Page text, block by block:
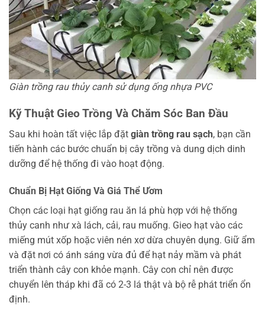
Giàn trồng rau thủy canh sử dụng ống nhựa PVC
Kỹ Thuật Gieo Trồng Và Chăm Sóc Ban Đầu
Sau khi hoàn tất việc lắp đặt giàn trồng rau sạch, bạn cần
tiến hành các bước chuẩn bị cây trồng và dung dịch dinh
dưỡng để hệ thống đi vào hoạt động.
Chuẩn Bị Hạt Giống Và Giá Thể Ươm
Chọn các loại hạt giống rau ăn lá phù hợp với hệ thống
thủy canh như xà lách, cải, rau muống. Gieo hạt vào các
miếng mút xốp hoặc viên nén xơ dừa chuyên dụng. Giữ ẩm
và đặt nơi có ánh sáng vừa đủ để hạt nảy mầm và phát
triển thành cây con khỏe mạnh. Cây con chỉ nên được
chuyển lên tháp khi đã có 2-3 lá thật và bộ rễ phát triển ổn
định.